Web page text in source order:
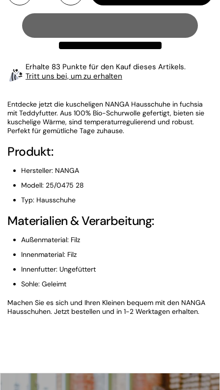
Erhalte 83 Punkte für den Kauf dieses Artikels.
Tritt uns bei, um zu erhalten
Entdecke jetzt die kuscheligen NANGA Hausschuhe in fuchsia
mit Teddyfutter. Aus 100% Bio-Schurwolle gefertigt, bieten sie
kuschelige Wärme, sind temperaturregulierend und robust.
Perfekt für gemütliche Tage zuhause.
Produkt:
Hersteller: NANGA
Modell: 25/0475 28
Typ: Hausschuhe
Materialien & Verarbeitung:
Außenmaterial: Filz
Innenmaterial: Filz
Innenfutter: Ungefüttert
Sohle: Geleimt
Machen Sie es sich und Ihren Kleinen bequem mit den NANGA
Hausschuhen. Jetzt bestellen und in 1-2 Werktagen erhalten.